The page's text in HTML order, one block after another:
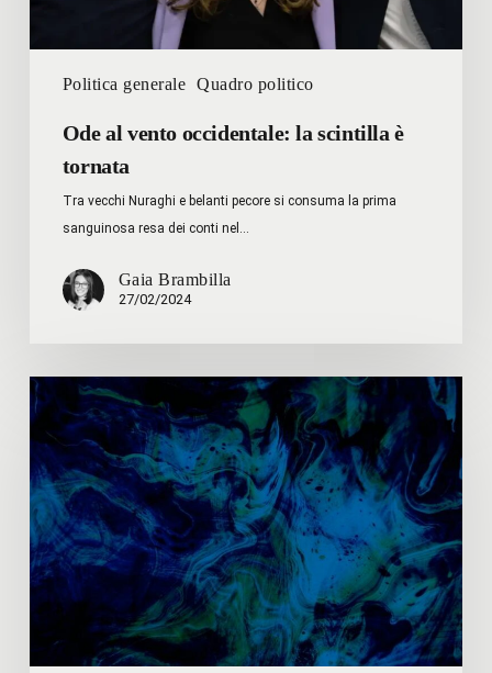
Politica generale Quadro politico
Ode al vento occidentale: la scintilla è
tornata
Tra vecchi Nuraghi e belanti pecore si consuma la prima
sanguinosa resa dei conti nel…
Gaia Brambilla
27/02/2024
Shawn
W.
Rosenberg
–
La
Democrazia
sta
divorando
sé